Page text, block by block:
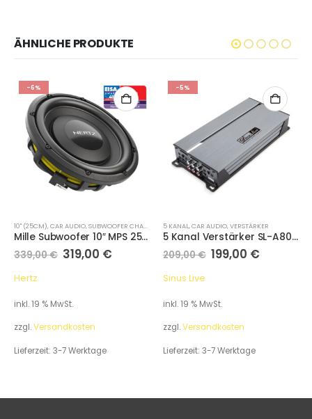
ÄHNLICHE PRODUKTE
-6%
10" (25CM),CAR AUDIO,SUBWOOFER CHASSIS
Mille Subwoofer 10″ MPS 250 S4 4 Ohm
339,00€ 319,00 €
Hertz
inkl. 19 % MwSt.
zzgl.Versandkosten
Lieferzeit: 3-7 Werktage
-5%
5 KANAL,CAR AUDIO,VERSTÄRKER
5 Kanal Verstärker SL-A8005D mit Fernbedienung
209,00€ 199,00 €
Sinus Live
inkl. 19 % MwSt.
zzgl.Versandkosten
Lieferzeit: 3-7 Werktage